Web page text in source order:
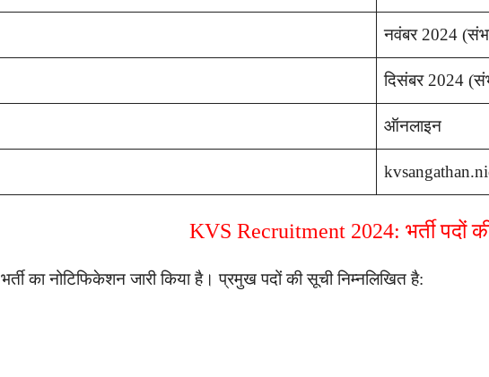
नवंबर 2024
दिसंबर 2024
ऑनलाइन
KVS Recruitment 2024: भर्ती पदों
का नोटिफिकेशन जारी किया है। प्रमुख पदों की सूची निम्नलिखित है: